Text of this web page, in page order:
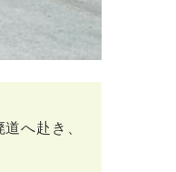
へ赴き、